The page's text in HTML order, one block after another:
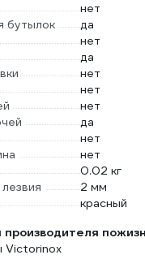
нет
бутылок
да
нет
да
нет
нет
нет
да
нет
нет
0.02 кг
2 мм
красный
производителя
Victorinox